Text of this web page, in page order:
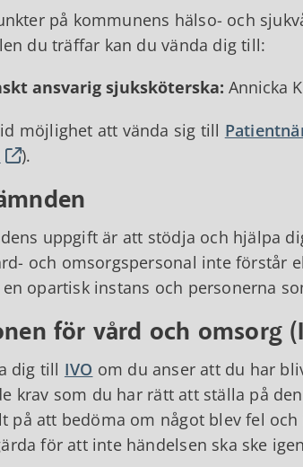
på kommunens hälso- och
du träffar kan du vända dig till:
ansvarig sjuksköterska: Annicka
möjlighet att vända sig till
).
uppgift är att stödja och hjälpa
och omsorgspersonal inte förstår
opartisk instans och personerna
för vård och omsorg
dig till IVO om du anser att du har
krav som du har rätt att ställa på
på att bedöma om något blev fel
för att inte händelsen ska ske